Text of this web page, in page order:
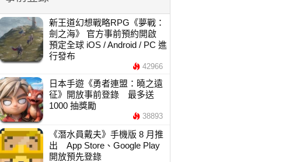
新王道幻想戰略RPG《夢戰：
劍之海》 官方事前預約開啟
預定全球 iOS / Android / PC 進
行發布
42966
日本手遊《勇者連盟：曉之遠
征》開放事前登錄 最多送
1000 抽獎勵
38893
《潛水員戴夫》手機版 8 月推
出 App Store、Google Play
開放預先登錄